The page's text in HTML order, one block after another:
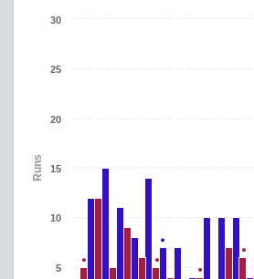
Runs
5
10
15
20
25
30